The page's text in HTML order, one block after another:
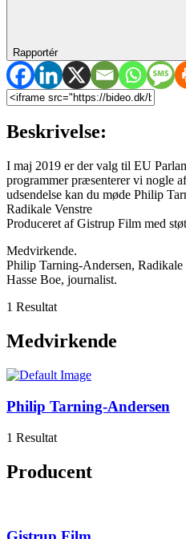
Rapportér
Beskrivelse:
I maj 2019 er der valg til EU
programmer præsenterer vi nogle
udsendelse kan du møde Philip
Radikale Venstre
Produceret af Gistrup Film med
Medvirkende.
Philip Tarning-Andersen, Radikale
Hasse Boe, journalist.
1 Resultat
Medvirkende
Philip Tarning-Andersen
1 Resultat
Producent